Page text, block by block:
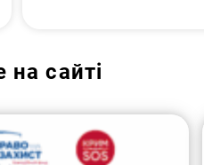
на сайті